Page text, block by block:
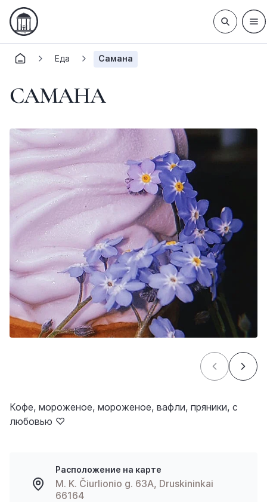
Еда Самана
САМАНА
Кофе, мороженое, мороженое, вафли, пряники, с
любовью ♡
Расположение на карте
M. K. Čiurlionio g. 63A, Druskininkai
66164